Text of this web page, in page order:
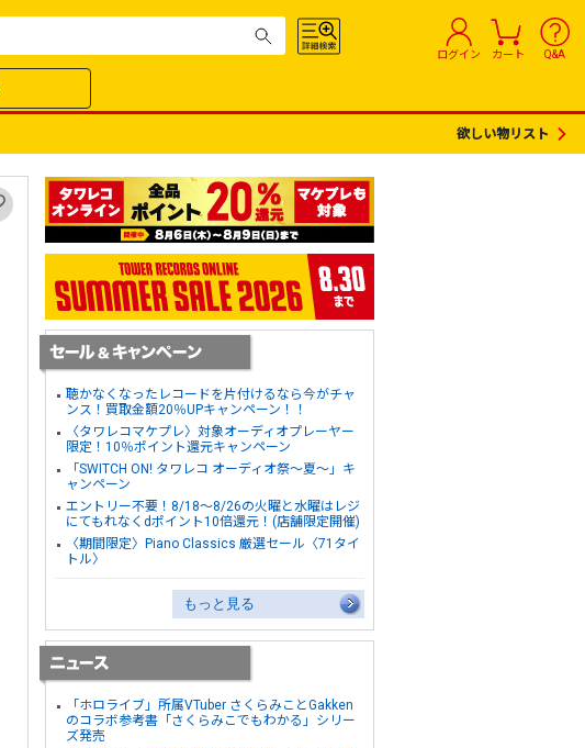
ログイン カート Q&A
欲しい物リスト
聴かなくなったレコードを片付けるなら今がチャ
ンス！買取金額20％UPキャンペーン！！
〈タワレコマケプレ〉対象オーディオプレーヤー
限定！10％ポイント還元キャンペーン
「SWITCH ON! タワレコ オーディオ祭～夏～」キ
ャンペーン
エントリー不要！8/18～8/26の火曜と水曜はレジ
にてもれなくdポイント10倍還元！(店舗限定開催)
〈期間限定〉Piano Classics 厳選セール〈71タイ
トル〉
もっと見る
「ホロライブ」所属VTuber さくらみことGakken
のコラボ参考書「さくらみこでもわかる」シリー
ズ発売